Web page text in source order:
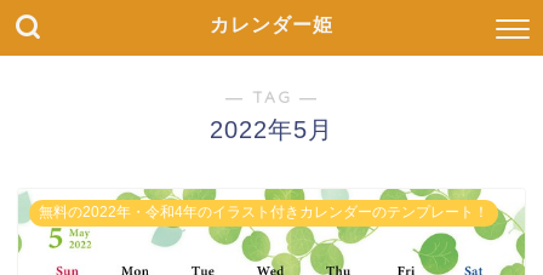
カレンダー姫
― TAG ―
2022年5月
無料の2022年・令和4年のイラスト付きカレンダーのテンプレート！